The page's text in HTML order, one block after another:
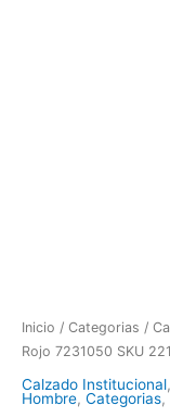
Inicio / Categorias /
Rojo 7231050 SKU
Calzado Institucional,
Hombre, Categorias,
3
Blanco